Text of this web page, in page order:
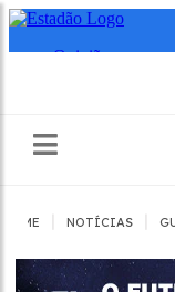
HOME NOTÍCIAS